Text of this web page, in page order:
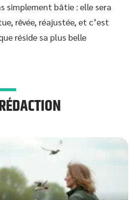
simplement bâtie : elle sera
rêvée, réajustée, et c’est
réside sa plus belle